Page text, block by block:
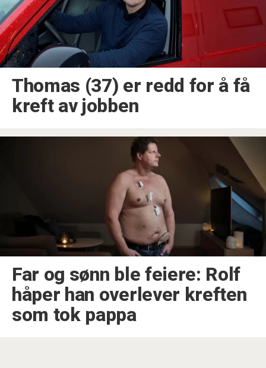
Thomas (37) er redd for å få
kreft av jobben
Far og sønn ble feiere: Rolf
håper han overlever kreften
som tok pappa